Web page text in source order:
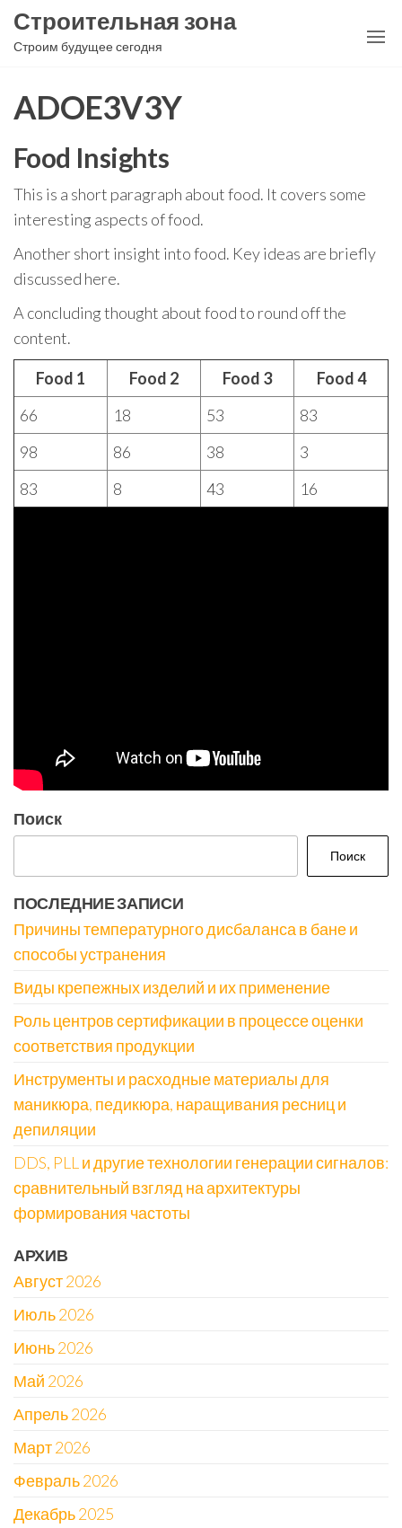
Перейти
Строительная зона
Строим будущее сегодня
ADOE3V3Y
Food Insights
This is a short paragraph about food. It covers some
interesting aspects of food.
Another short insight into food. Key ideas are briefly
discussed here.
A concluding thought about food to round off the
content.
Food 1 Food 2 Food 3
Food 4
66
18 53
83
98
86 38
3
83
8 43 16
Поиск
Поиск
ПОСЛЕДНИЕ ЗАПИСИ
Причины температурного дисбаланса в бане и
способы устранения
Виды крепежных изделий и их применение
Роль центров сертификации в процессе оценки
соответствия продукции
Инструменты и расходные материалы для
маникюра, педикюра, наращивания ресниц и
депиляции
DDS, PLL и другие технологии генерации сигналов:
сравнительный взгляд на архитектуры
формирования частоты
АРХИВ
Август 2026
Июль 2026
Июнь 2026
Май 2026
Апрель 2026
Март 2026
Февраль 2026
Декабрь 2025